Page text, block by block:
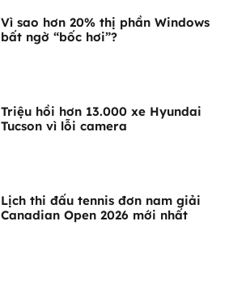
Vì sao hơn 20% thị phần Windows
bất ngờ “bốc hơi”?
Triệu hồi hơn 13.000 xe Hyundai
Tucson vì lỗi camera
Lịch thi đấu tennis đơn nam giải
Canadian Open 2026 mới nhất